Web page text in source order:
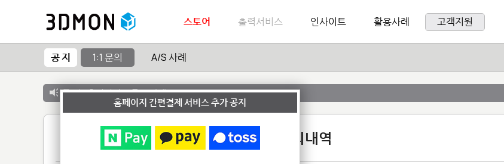
스토어 출력서비스 인사이트 활용사례 고객지원
공 지 1:1 문의 A/S 사례
공 지 :출력서비스 종료 안내
1:1 문의내역
홈페이지 간편결제 서비스 추가 공지